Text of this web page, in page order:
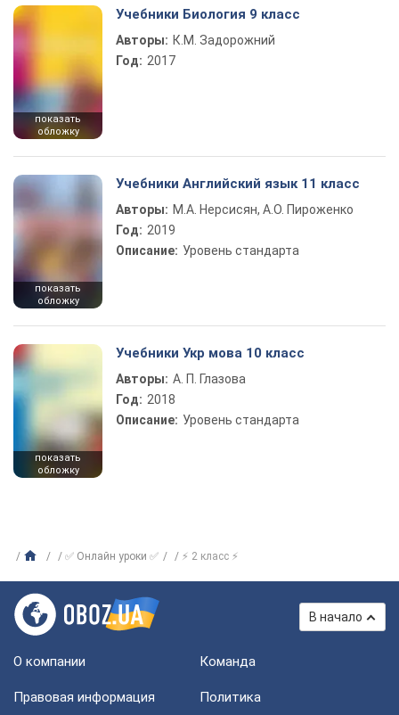
показать
обложку
Учебники Биология 9 класс
Авторы: К.М. Задорожний
Год: 2017
показать
обложку
Учебники Английский язык 11 класс
Авторы: М.А. Нерсисян, А.О. Пироженко
Год: 2019
Описание: Уровень стандарта
показать
обложку
Учебники Укр мова 10 класс
Авторы: А. П. Глазова
Год: 2018
Описание: Уровень стандарта
✅ Онлайн уроки ✅ ⚡ 2 класс ⚡
В начало
О компании Команда
Правовая информация
Политика